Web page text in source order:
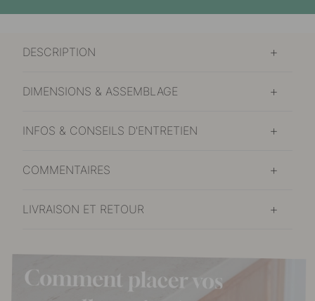
DESCRIPTION
DIMENSIONS & ASSEMBLAGE
INFOS & CONSEILS D'ENTRETIEN
COMMENTAIRES
LIVRAISON ET RETOUR